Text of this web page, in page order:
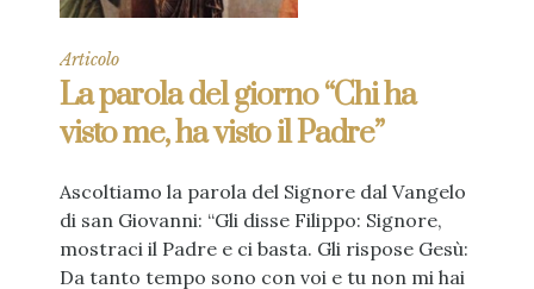
Articolo
La parola del giorno “Chi ha
visto me, ha visto il Padre”
Ascoltiamo la parola del Signore dal Vangelo
di san Giovanni: “Gli disse Filippo: Signore,
mostraci il Padre e ci basta. Gli rispose Gesù:
Da tanto tempo sono con voi e tu non mi hai